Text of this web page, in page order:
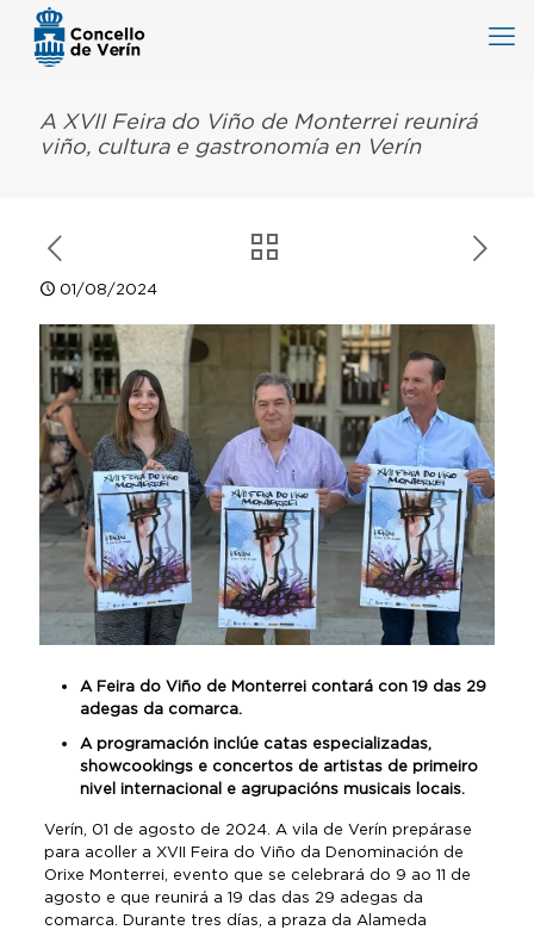
A XVII Feira do Viño de Monterrei reunirá
viño, cultura e gastronomía en Verín
01/08/2024
A Feira do Viño de Monterrei contará con 19 das 29
adegas da comarca.
A programación inclúe catas especializadas,
showcookings e concertos de artistas de primeiro
nivel internacional e agrupacións musicais locais.
Verín, 01 de agosto de 2024. A vila de Verín prepárase
para acoller a XVII Feira do Viño da Denominación de
Orixe Monterrei, evento que se celebrará do 9 ao 11 de
agosto e que reunirá a 19 das das 29 adegas da
comarca. Durante tres días, a praza da Alameda